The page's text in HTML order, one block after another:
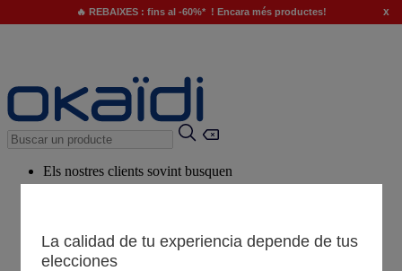
🔥 REBAIXES : fins al -60%* ! Encara més productes! x
Els nostres clients sovint busquen
El nostre consell
Productes suggerits
La calidad de tu experiencia depende de tus
elecciones